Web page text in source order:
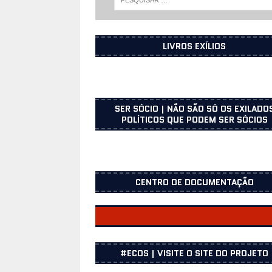
LIVROS EXÍLIOS
SER SÓCIO | NÃO SÃO SÓ OS
POLÍTICOS QUE PODEM SER SÓCIOS
CENTRO DE DOCUMENTAÇÃO
CENTRO DOCUMENTAÇÃO
#ECOS | VISITE O SITE DO PROJETO